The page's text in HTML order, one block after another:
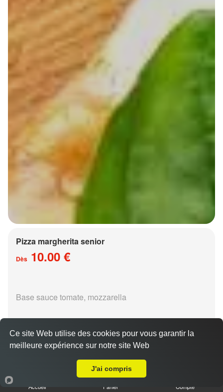
Pizza margherita senior
Dès 10.00 €
Base sauce tomate, mozzarella
15.00 €
Accueil Panier Compte
Ce site Web utilise des cookies pour vous garantir la
meilleure expérience sur notre site Web
J'ai compris